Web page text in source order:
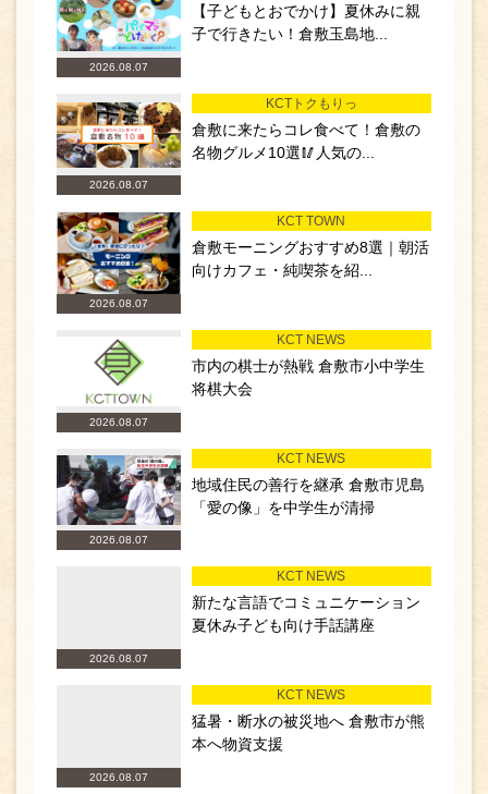
2026.08.07
【子どもとおでかけ】夏休みに親
子で行きたい！倉敷玉島地...
2026.08.07
KCTトクもりっ
倉敷に来たらコレ食べて！倉敷の
名物グルメ10選🥢人気の...
2026.08.07
KCT TOWN
倉敷モーニングおすすめ8選｜朝活
向けカフェ・純喫茶を紹...
2026.08.07
KCT NEWS
市内の棋士が熱戦 倉敷市小中学生
将棋大会
2026.08.07
KCT NEWS
地域住民の善行を継承 倉敷市児島
「愛の像」を中学生が清掃
2026.08.07
KCT NEWS
新たな言語でコミュニケーション
夏休み子ども向け手話講座
2026.08.07
KCT NEWS
猛暑・断水の被災地へ 倉敷市が熊
本へ物資支援